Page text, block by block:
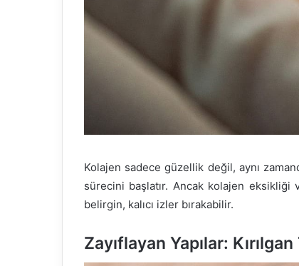
Kolajen sadece güzellik değil, aynı
sürecini başlatır. Ancak kolajen
belirgin, kalıcı izler bırakabilir.
Zayıflayan Yapılar: